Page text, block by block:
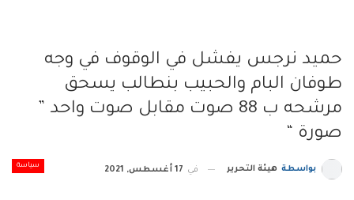
حميد نرجس يفشل في الوقوف في وجه
طوفان البام والحبيب بنطالب يسحق
مرشحه ب 88 صوت مقابل صوت واحد ”
صورة “
سياسة بواسطة هيئة التحرير في 17 أغسطس, 2021